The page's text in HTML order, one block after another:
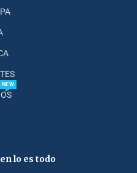
NEW
lo es todo